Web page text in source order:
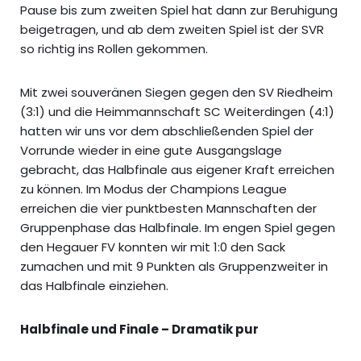
Pause bis zum zweiten Spiel hat dann zur Beruhigung
beigetragen, und ab dem zweiten Spiel ist der SVR
so richtig ins Rollen gekommen.
Mit zwei souveränen Siegen gegen den SV Riedheim
(3:1) und die Heimmannschaft SC Weiterdingen (4:1)
hatten wir uns vor dem abschließenden Spiel der
Vorrunde wieder in eine gute Ausgangslage
gebracht, das Halbfinale aus eigener Kraft erreichen
zu können. Im Modus der Champions League
erreichen die vier punktbesten Mannschaften der
Gruppenphase das Halbfinale. Im engen Spiel gegen
den Hegauer FV konnten wir mit 1:0 den Sack
zumachen und mit 9 Punkten als Gruppenzweiter in
das Halbfinale einziehen.
Halbfinale und Finale – Dramatik pur